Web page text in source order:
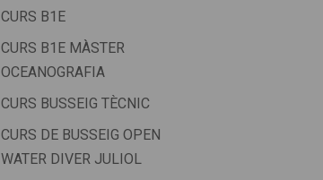
CURS B1E
CURS B1E MÀSTER
OCEANOGRAFIA
CURS BUSSEIG TÈCNIC
CURS DE BUSSEIG OPEN
WATER DIVER JULIOL